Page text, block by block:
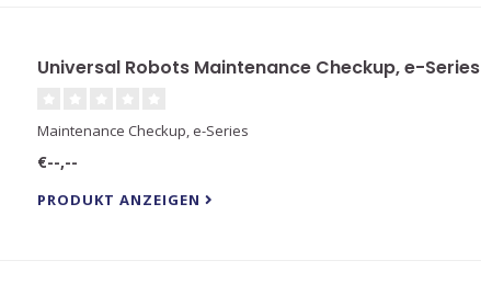
Universal Robots Maintenance Checkup, e-Series
Maintenance Checkup, e-Series
€--,--
PRODUKT ANZEIGEN